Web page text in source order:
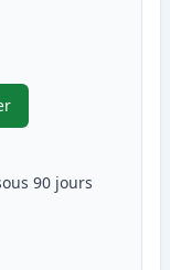
TN2410 toner
90 jours